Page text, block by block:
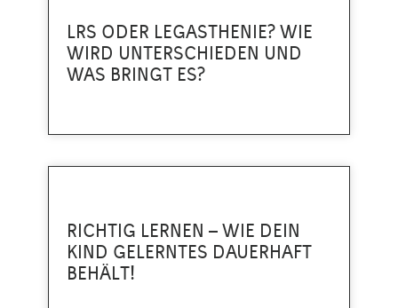
LRS ODER LEGASTHENIE? WIE
WIRD UNTERSCHIEDEN UND
WAS BRINGT ES?
RICHTIG LERNEN – WIE DEIN
KIND GELERNTES DAUERHAFT
BEHÄLT!